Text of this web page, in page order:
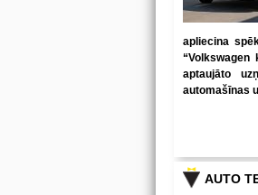
apliecina
aptaujāto
automašīnas
AUTO